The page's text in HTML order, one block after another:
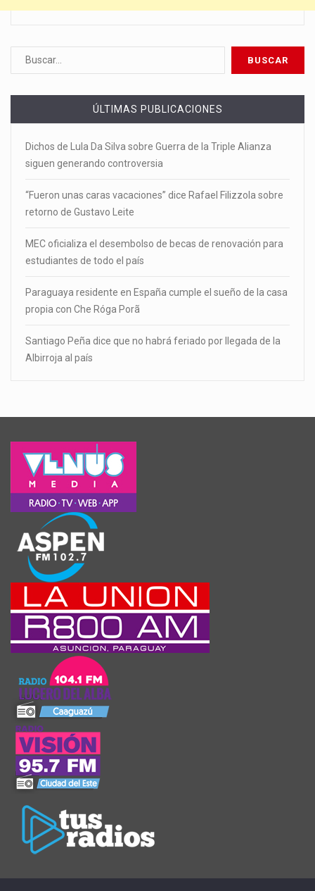
ÚLTIMAS PUBLICACIONES
Dichos de Lula Da Silva sobre Guerra de la Triple Alianza
siguen generando controversia
“Fueron unas caras vacaciones” dice Rafael Filizzola sobre
retorno de Gustavo Leite
MEC oficializa el desembolso de becas de renovación para
estudiantes de todo el país
Paraguaya residente en España cumple el sueño de la casa
propia con Che Róga Porã
Santiago Peña dice que no habrá feriado por llegada de la
Albirroja al país